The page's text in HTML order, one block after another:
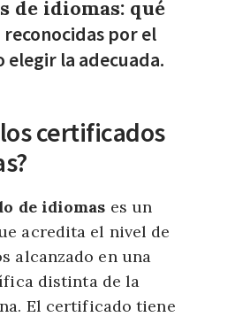
de idiomas: qué
reconocidas por el
elegir la adecuada.
certificados
de idiomas es un
acredita el nivel de
alcanzado en una
distinta de la
El certificado tiene